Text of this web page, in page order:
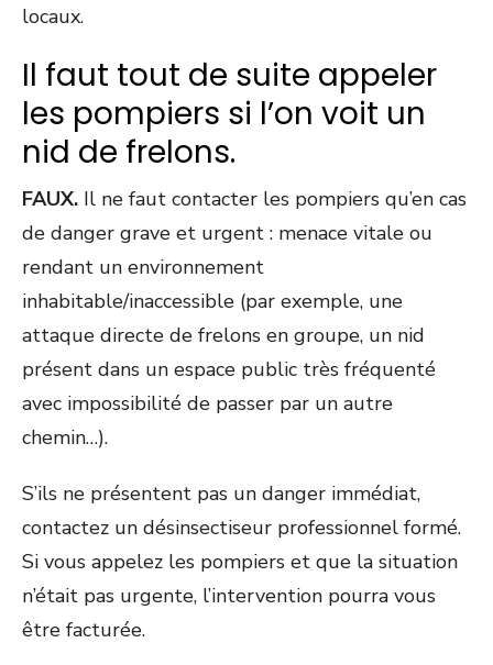
locaux.
Il faut tout de suite appeler
les pompiers si l’on voit un
nid de frelons.
FAUX. Il ne faut contacter les pompiers qu’en cas
de danger grave et urgent : menace vitale ou
rendant un environnement
inhabitable/inaccessible (par exemple, une
attaque directe de frelons en groupe, un nid
présent dans un espace public très fréquenté
avec impossibilité de passer par un autre
chemin…).
S’ils ne présentent pas un danger immédiat,
contactez un désinsectiseur professionnel formé.
Si vous appelez les pompiers et que la situation
n’était pas urgente, l’intervention pourra vous
être facturée.